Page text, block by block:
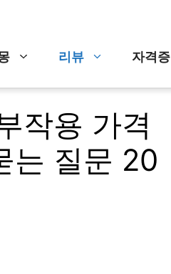
리뷰 자격증
작용 가격
는 질문 20